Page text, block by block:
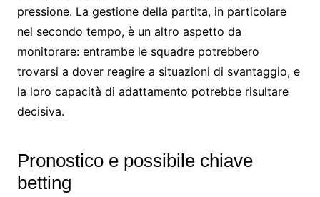
pressione. La gestione della partita, in particolare
nel secondo tempo, è un altro aspetto da
monitorare: entrambe le squadre potrebbero
trovarsi a dover reagire a situazioni di svantaggio, e
la loro capacità di adattamento potrebbe risultare
decisiva.
Pronostico e possibile chiave
betting